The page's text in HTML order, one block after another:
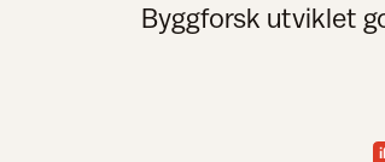
Byggforsk utviklet